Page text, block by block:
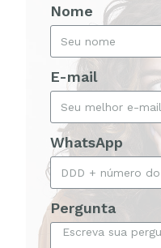
Nome
E-mail
WhatsApp
Pergunta